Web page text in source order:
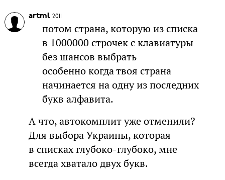
artml 2011
потом страна, которую из списка
в 1000000 строчек с клавиатуры
без шансов выбрать
особенно когда твоя страна
начинается на одну из последних
букв алфавита.
А что, автокомплит уже отменили?
Для выбора Украины, которая
в списках глубоко-глубоко, мне
всегда хватало двух букв.